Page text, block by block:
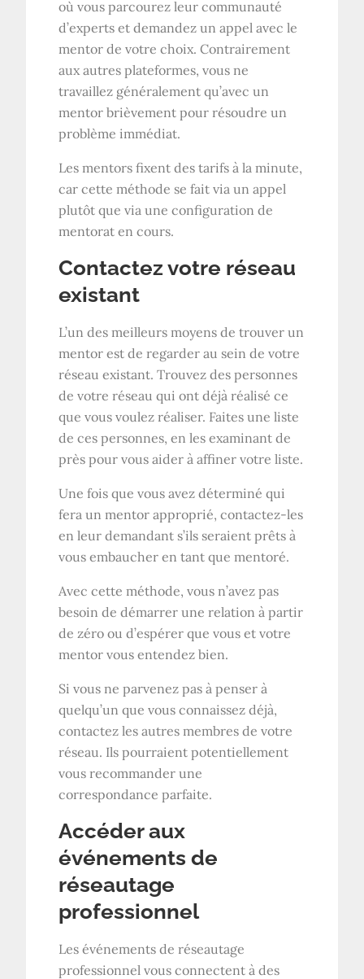
où vous parcourez leur communauté
d’experts et demandez un appel avec le
mentor de votre choix. Contrairement
aux autres plateformes, vous ne
travaillez généralement qu’avec un
mentor brièvement pour résoudre un
problème immédiat.
Les mentors fixent des tarifs à la minute,
car cette méthode se fait via un appel
plutôt que via une configuration de
mentorat en cours.
Contactez votre réseau
existant
L’un des meilleurs moyens de trouver un
mentor est de regarder au sein de votre
réseau existant. Trouvez des personnes
de votre réseau qui ont déjà réalisé ce
que vous voulez réaliser. Faites une liste
de ces personnes, en les examinant de
près pour vous aider à affiner votre liste.
Une fois que vous avez déterminé qui
fera un mentor approprié, contactez-les
en leur demandant s’ils seraient prêts à
vous embaucher en tant que mentoré.
Avec cette méthode, vous n’avez pas
besoin de démarrer une relation à partir
de zéro ou d’espérer que vous et votre
mentor vous entendez bien.
Si vous ne parvenez pas à penser à
quelqu’un que vous connaissez déjà,
contactez les autres membres de votre
réseau. Ils pourraient potentiellement
vous recommander une
correspondance parfaite.
Accéder aux
événements de
réseautage
professionnel
Les événements de réseautage
professionnel vous connectent à des